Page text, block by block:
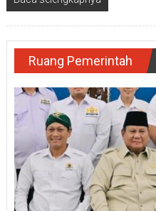
Ruang Pemerintah